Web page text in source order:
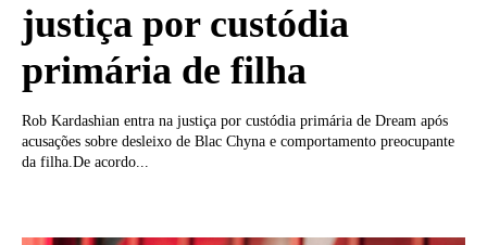
justiça por custódia
primária de filha
Rob Kardashian entra na justiça por custódia primária de Dream após
acusações sobre desleixo de Blac Chyna e comportamento preocupante
da filha.De acordo...